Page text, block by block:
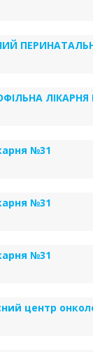
ЛІКАРНЯ
№31
№31
№31
центр